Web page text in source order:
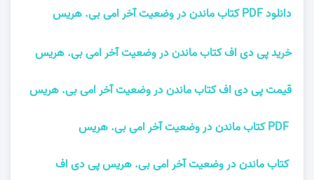
دانلود PDF کتاب ماندن در وضعیت آخر امی بی. هریس
خرید پی دی اف کتاب ماندن در وضعیت آخر امی بی. هریس
قیمت پی دی اف کتاب ماندن در وضعیت آخر امی بی. هریس
کتاب ماندن در وضعیت آخر امی بی. هریس پی دی اف